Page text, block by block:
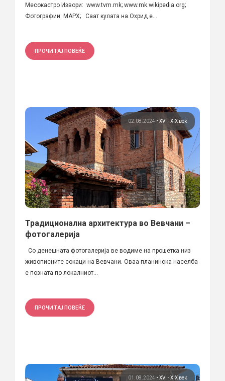
Месокастро Извори: www.tvm.mk; www.mk.wikipedia.org;
Фотографии: МАРХ; Саат кулата на Охрид е...
ПРОЧИТАЈ ПОВЕЌЕ
02.08.2024 • XVI - XIX век
Традиционална архитектура во Вевчани –
фотогалерија
Со денешната фотогалерија ве водиме на прошетка низ
живописните сокаци на Вевчани. Оваа планинска населба
е позната по локалниот...
ПРОЧИТАЈ ПОВЕЌЕ
01.08.2024 • XVI - XIX век